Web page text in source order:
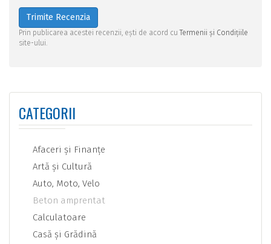
Trimite Recenzia
Prin publicarea acestei recenzii, ești de acord cuTermenii și Condițiile
site-ului.
CATEGORII
Afaceri şi Finanţe
Artă şi Cultură
Auto, Moto, Velo
Beton amprentat
Calculatoare
Casă şi Grădină